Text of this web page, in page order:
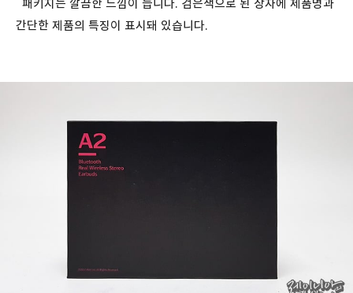
패키지는 깔끔한 느낌이 듭니다. 검은색으로 된 상자에 제품명과
간단한 제품의 특징이 표시돼 있습니다.